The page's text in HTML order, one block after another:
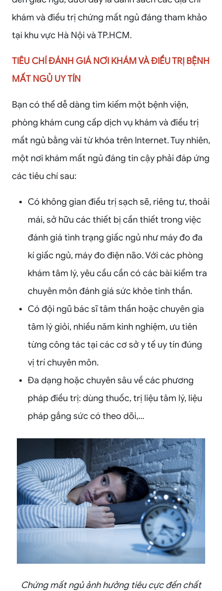
khám và điều trị chứng mất ngủ đáng tham khảo
tại khu vực Hà Nội và TP.HCM.
TIÊU CHÍ ĐÁNH GIÁ NƠI KHÁM VÀ ĐIỀU TRỊ BỆNH
MẤT NGỦ UY TÍN
Bạn có thể dễ dàng tìm kiếm một bệnh viện,
phòng khám cung cấp dịch vụ khám và điều trị
mất ngủ bằng vài từ khóa trên Internet. Tuy nhiên,
một nơi khám mất ngủ đáng tin cậy phải đáp ứng
các tiêu chí sau:
Có không gian điều trị sạch sẽ, riêng tư, thoải
mái, sở hữu các thiết bị cần thiết trong việc
đánh giá tình trạng giấc ngủ như máy đo đa
kí giấc ngủ, máy đo điện não. Với các phòng
khám tâm lý, yêu cầu cần có các bài kiểm tra
chuyên môn đánh giá sức khỏe tinh thần.
Có đội ngũ bác sĩ tâm thần hoặc chuyên gia
tâm lý giỏi, nhiều năm kinh nghiệm, ưu tiên
từng công tác tại các cơ sở y tế uy tín đúng
vị trí chuyên môn.
Đa dạng hoặc chuyên sâu về các phương
pháp điều trị: dùng thuốc, trị liệu tâm lý, liệu
pháp gắng sức có theo dõi,...
Chứng mất ngủ ảnh hưởng tiêu cực đến chất